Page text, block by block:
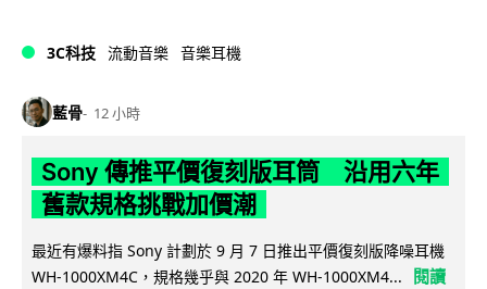
3C科技 流動音樂 音樂耳機
藍骨 12 小時
Sony 傳推平價復刻版耳筒 沿用六年
舊款規格挑戰加價潮
最近有爆料指 Sony 計劃於 9 月 7 日推出平價復刻版降噪耳機
WH-1000XM4C，規格幾乎與 2020 年 WH-1000XM4...
閱讀